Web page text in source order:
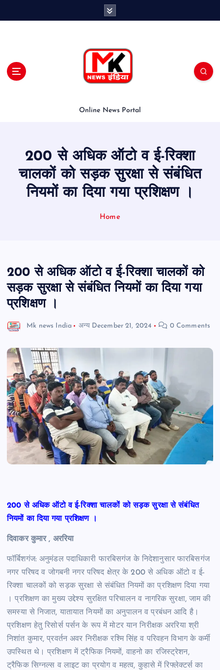
Online News Portal
200 से अधिक ऑटो व ई-रिक्शा
चालकों को सड़क सुरक्षा से संबंधित
नियमों का दिया गया प्रशिक्षण ।
Home
200 से अधिक ऑटो व ई-रिक्शा चालकों को
सड़क सुरक्षा से संबंधित नियमों का दिया गया
प्रशिक्षण ।
Mk news India अन्य December 21, 2024 0 Comments
200 से अधिक ऑटो व ई-रिक्शा चालकों को सड़क सुरक्षा से संबंधित
नियमों का दिया गया प्रशिक्षण ।
दिवाकर कुमार , अररिया
फॉर्बिशगंज: अनुमंडल पदाधिकारी फारबिसगंज के निदेशानुसार फारबिसगंज
नगर परिषद व जोगबनी नगर परिषद क्षेत्र के 200 से अधिक ऑटो व ई-
रिक्शा चालकों को सड़क सुरक्षा से संबंधित नियमों का प्रशिक्षण दिया गया
। प्रशिक्षण का मुख्य उद्देश्य सुरक्षित परिचालन व नागरिक सुरक्षा, जाम की
समस्या से निजात, यातायात नियमों का अनुपालन व प्रबंधन आदि है।
प्रशिक्षण हेतु रिसोर्स पर्सन के रूप में मोटर यान निरीक्षक अररिया श्री
निशांत कुमार, प्रवर्तन अवर निरीक्षक रश्मि सिंह व परिवहन विभाग के कर्मी
उपस्थित थे। प्रशिक्षण में ट्रैफिक नियमों, वाहनो का रजिस्ट्रेशन,
ट्रैफिक सिग्नल्स व लाइट का प्रयोग व महत्व, कुहासे में रिफ्लेक्टर्स का